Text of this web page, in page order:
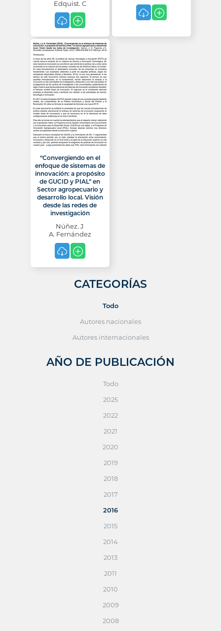
Edquist. C
“Convergiendo en el
enfoque de sistemas de
innovación: a propósito
de GUCID y PIAL” en
Sector agropecuario y
desarrollo local. Visión
desde las redes de
investigación
Núñez. J
A. Fernández
CATEGORÍAS
Todo
Autores nacionales
Autores internacionales
AÑO DE PUBLICACIÓN
Todo
2025
2022
2021
2020
2019
2018
2017
2016
2015
2014
2013
2011
2010
2009
2008